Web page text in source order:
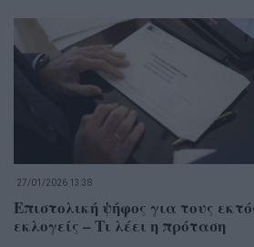
27/01/2026 13:38
Επιστολική ψήφος για τους
εκλογείς – Τι λέει η πρόταση